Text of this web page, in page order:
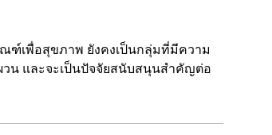
ฑ์เพื่อสุขภาพ ยังคงเป็นกลุ่มที่มีความ
วน และจะเป็นปัจจัยสนับสนุนสำคัญต่อ